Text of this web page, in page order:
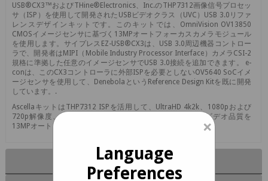
USB®CX3™およびTHine®Electronics、Inc.のTHP7312画像信号プロセッ
サ（ISP）を使用して開発されたUSBビデオクラス（UVC）USB 3.0リファ
レンスデザインキットです。このキットでは、OmniVision OV13850
CMOSイメージセンサに基づく13MPオートフォーカスカメラモジュール
を使用します。サイプレスEZ-USB®CX3は、USB 3.0周辺機器コントロー
ラで、開発者はMIPI（Mobile Industry Processor Interface）カメラCSI-2
規格に準拠した任意のイメージセンサでUSB 3.0接続を追加できます。 e-
conは、このCX3コントローラに外部ISPを必要としないOV5640 SoCイメ
ージセンサを使用して、DenebolaというReference Design Kitを既に開発
しています。.
AscellaキットはTHP7312 ISPを活用して、UltraHD 4k2k、1080pおよび
720p解像度、および13MP静止画解像度で最高クラスのビデオ品質を
13MPオートフォーカスカメラから引き出します。
主な機能
×
Language
Preferences